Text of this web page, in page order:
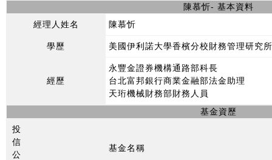
陳慕忻- 基本資料
經理人姓名
陳慕忻
學歷 美國伊利諾大學香檳分校財務管理研究所
經歷
永豐金證券機構通路部科長
台北富邦銀行商業金融部法金助理
天珩機械財務部財務人員
基金資歷
投
信
公
基金名稱